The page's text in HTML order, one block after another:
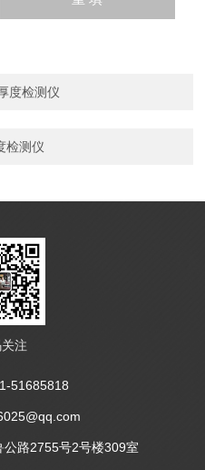
度检测仪
检测仪
注
51685818
路2755号2号楼309室